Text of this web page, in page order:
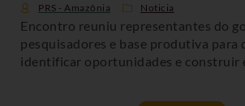
PRS - Amazônia Noticia
Encontro reuniu representantes do
pesquisadores e base produtiva para
identificar oportunidades e construir